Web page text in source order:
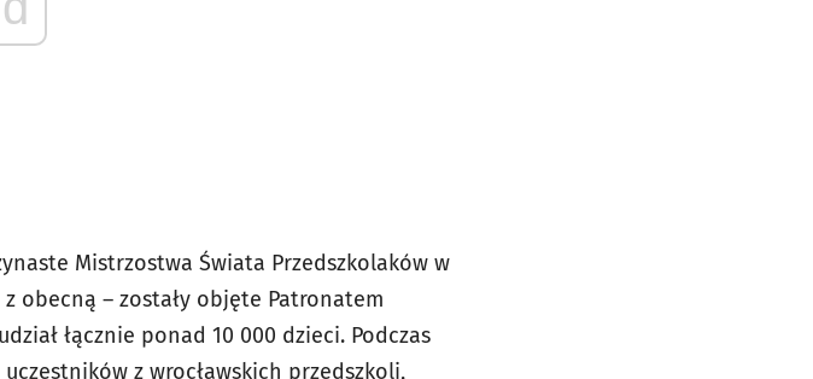
Mistrzostwa Świata Przedszkolaków w
obecną – zostały objęte Patronatem
łącznie ponad 10 000 dzieci. Podczas
z wrocławskich przedszkoli,